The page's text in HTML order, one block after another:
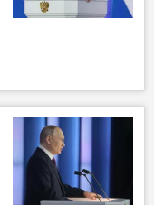
Владимир Путиннинг Федерал Кенгашга мурожаати